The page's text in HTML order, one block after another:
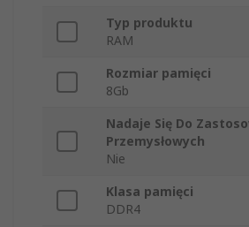
Typ produktu
RAM
Rozmiar pamięci
8Gb
Nadaje Się Do
Przemysłowych
Nie
Klasa pamięci
DDR4